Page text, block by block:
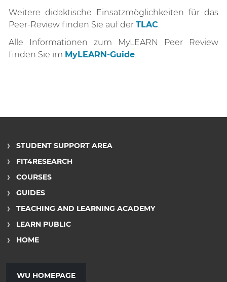
Weitere didaktische Einsatzmöglichkeiten für das
Peer-Review finden Sie auf der TLAC.
Alle Informationen zum MyLEARN Peer Review
finden Sie im MyLEARN-Guide.
STUDENT SUPPORT AREA
FIT4RESEARCH
COURSES
GUIDES
TEACHING AND LEARNING ACADEMY
LEARN PUBLIC
HOME
WU HOMEPAGE